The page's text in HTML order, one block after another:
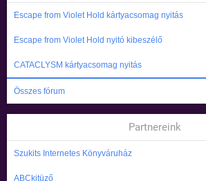
Escape from Violet Hold kártyacsomag nyitás
Escape from Violet Hold nyitó kibeszélő
CATACLYSM kártyacsomag nyitás
Összes fórum
Partnereink
Szukits Internetes Könyváruház
ABCkitüző